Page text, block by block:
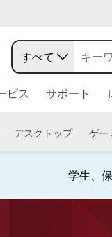
すべて
ビス サポート
デスクトップ ゲー
学生、